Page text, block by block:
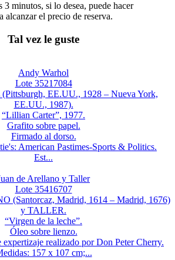
minutos, si lo desea, puede hacer
alcanzar el precio de reserva.
Tal vez le guste
Andy Warhol
Lote 35217084
EE.UU., 1928 – Nueva York,
EE.UU., 1987).
“Lillian Carter”, 1977.
Grafito sobre papel.
Firmado al dorso.
American Pastimes-Sports & Politics.
Est...
de Arellano y Taller
Lote 35416707
(Santorcaz, Madrid, 1614 – Madrid, 1676)
y TALLER.
“Virgen de la leche”.
Óleo sobre lienzo.
realizado por Don Peter Cherry.
157 x 107 cm;...